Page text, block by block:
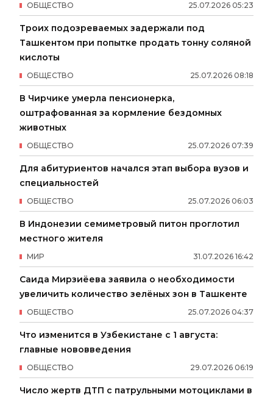
25.07.2026 05:23
ОБЩЕСТВО
Троих подозреваемых задержали под
Ташкентом при попытке продать тонну соляной
кислоты
25.07.2026 08:18
ОБЩЕСТВО
В Чирчике умерла пенсионерка,
оштрафованная за кормление бездомных
животных
25.07.2026 07:39
ОБЩЕСТВО
Для абитуриентов начался этап выбора вузов и
специальностей
25.07.2026 06:03
ОБЩЕСТВО
В Индонезии семиметровый питон проглотил
местного жителя
31.07.2026 16:42
МИР
Саида Мирзиёева заявила о необходимости
увеличить количество зелёных зон в Ташкенте
25.07.2026 04:37
ОБЩЕСТВО
Что изменится в Узбекистане с 1 августа:
главные нововведения
29.07.2026 06:19
ОБЩЕСТВО
Число жертв ДТП с патрульными мотоциклами в